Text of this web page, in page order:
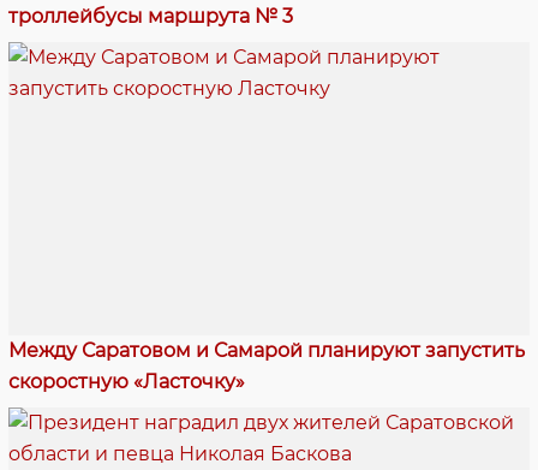
троллейбусы маршрута № 3
Между Саратовом и Самарой планируют запустить
скоростную «Ласточку»